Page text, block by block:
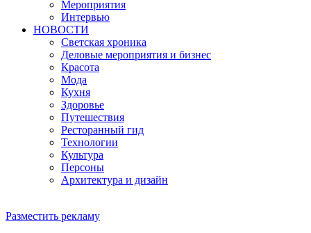
Мероприятия
Интервью
НОВОСТИ
Светская хроника
Деловые мероприятия и бизнес
Красота
Мода
Кухня
Здоровье
Путешествия
Ресторанный гид
Технологии
Культура
Персоны
Архитектура и дизайн
Разместить рекламу